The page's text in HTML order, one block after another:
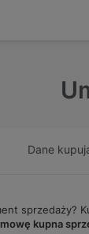
Dane
sprzedaży?
kupna